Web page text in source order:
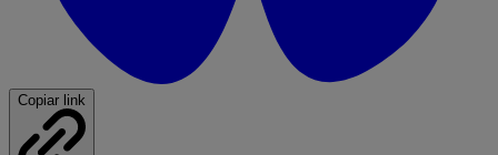
Copiar link